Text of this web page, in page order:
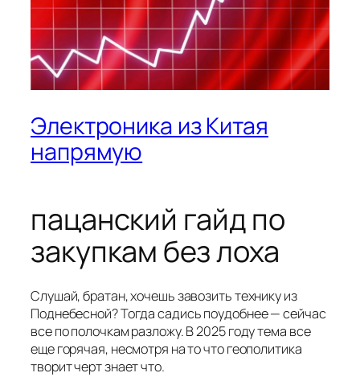
Электроника из Китая
напрямую
пацанский гайд по
закупкам без лоха
Слушай, братан, хочешь завозить технику из
Поднебесной? Тогда садись поудобнее — сейчас
все по полочкам разложу. В 2025 году тема все
еще горячая, несмотря на то что геополитика
творит черт знает что.